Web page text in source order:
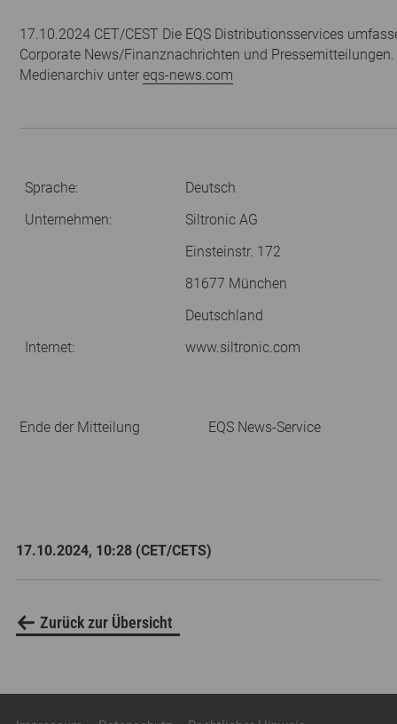
17.10.2024 CET/CEST Die EQS Distributionsservices
Corporate News/Finanznachrichten und Pressemitteilungen.
Medienarchiv unter eqs-news.com
Sprache:
Deutsch
Unternehmen:
Siltronic AG
Einsteinstr. 172
81677 München
Deutschland
Internet:
www.siltronic.com
Ende der Mitteilung EQS News-Service
17.10.2024, 10:28 (CET/CETS)
Zurück zur Übersicht